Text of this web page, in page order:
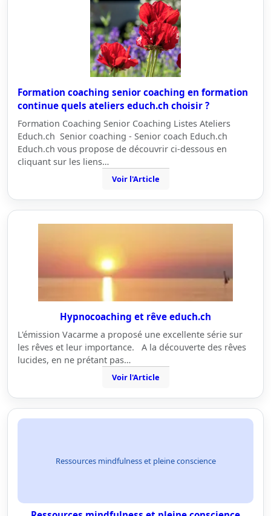
Formation coaching senior coaching en formation
continue quels ateliers educh.ch choisir ?
Formation Coaching Senior Coaching Listes Ateliers
Educh.ch Senior coaching - Senior coach Educh.ch
Educh.ch vous propose de découvrir ci-dessous en
cliquant sur les liens…
Voir l'Article
Hypnocoaching et rêve educh.ch
L'émission Vacarme a proposé une excellente série sur
les rêves et leur importance. A la découverte des rêves
lucides, en ne prétant pas…
Voir l'Article
Ressources mindfulness et pleine conscience